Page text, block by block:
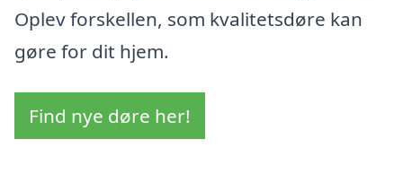
Oplev forskellen, som kvalitetsdøre kan
gøre for dit hjem.
Find nye døre her!